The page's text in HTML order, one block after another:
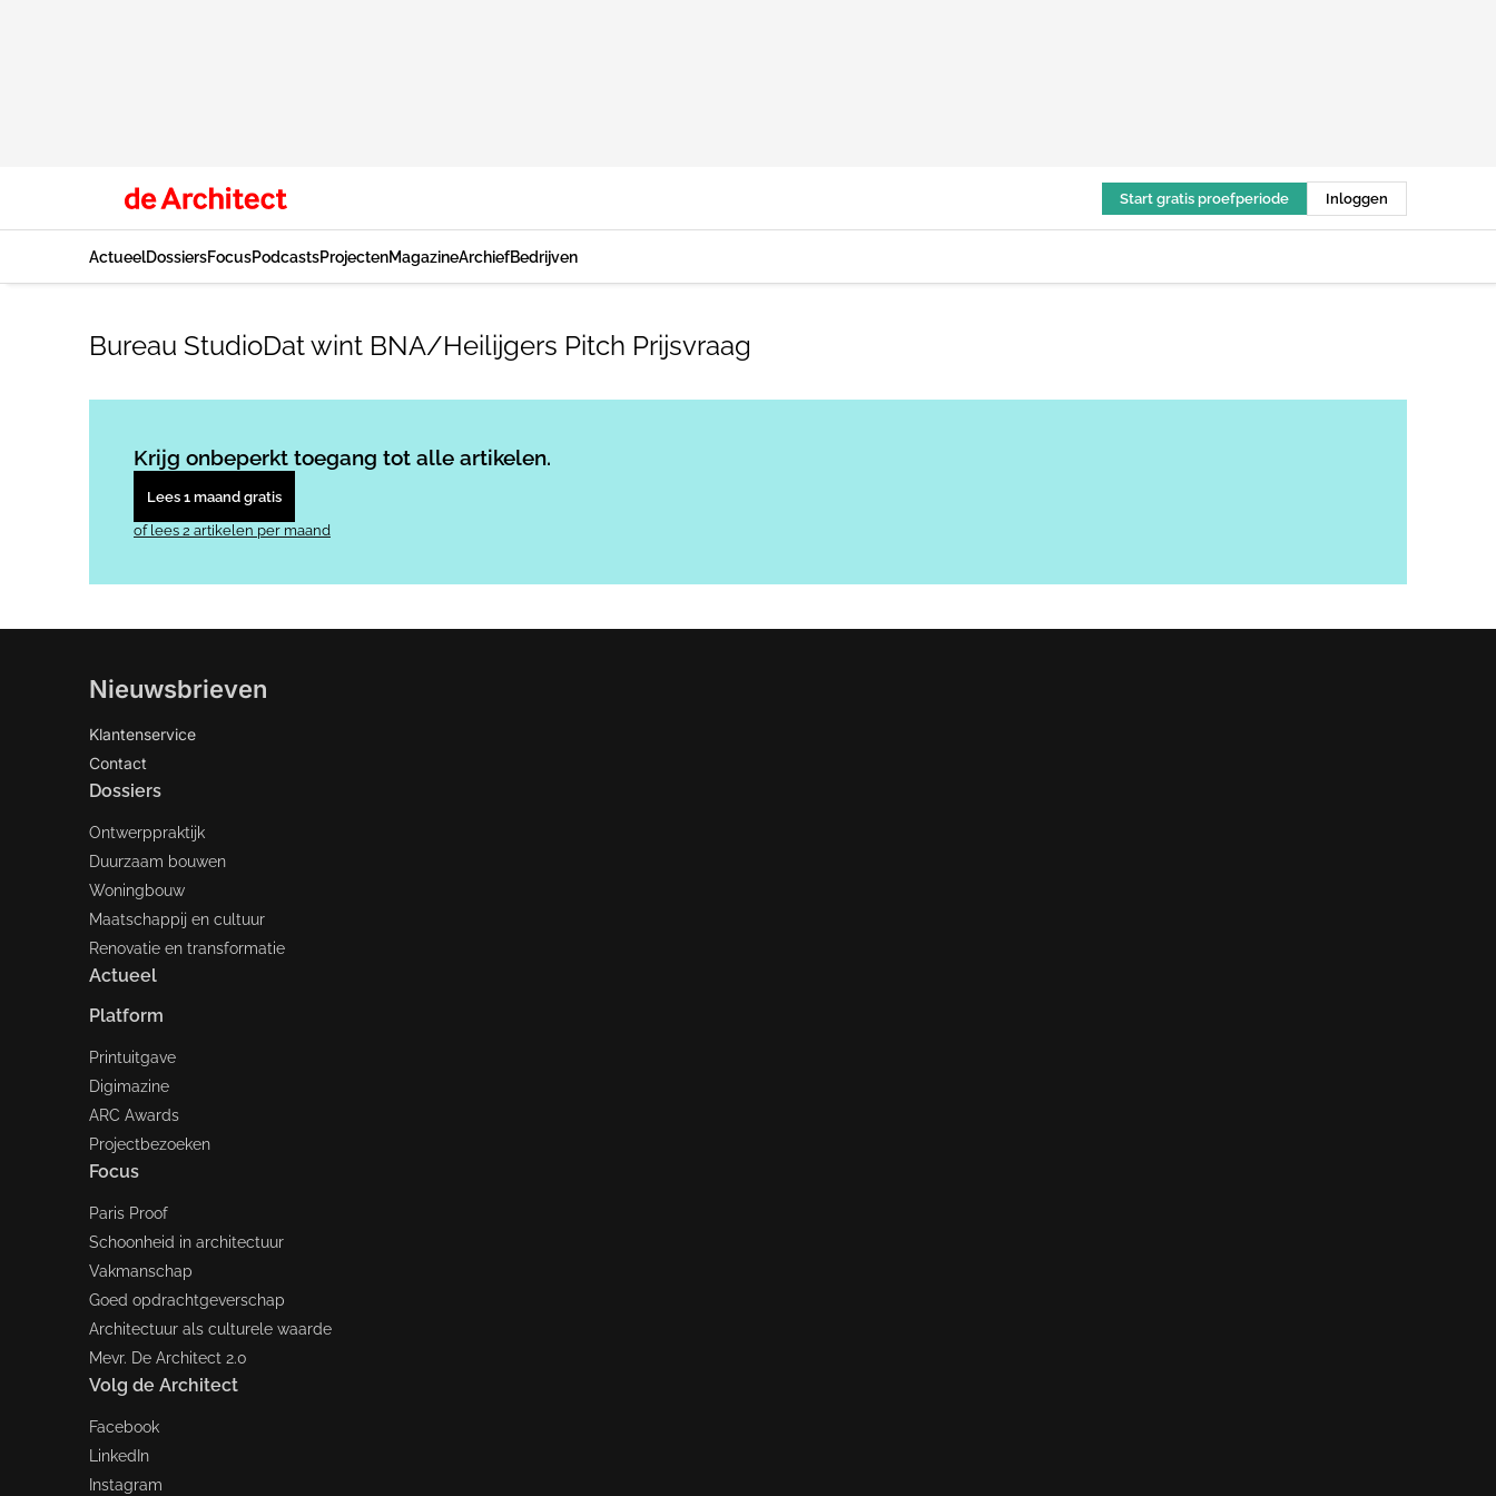
Start gratis proefperiode Inloggen
ActueelDossiersFocusPodcastsProjectenMagazineArchiefBedrijven
Bureau StudioDat wint BNA/Heilijgers Pitch Prijsvraag
Krijg onbeperkt toegang tot alle artikelen.
Lees 1 maand gratis
of lees 2 artikelen per maand
Nieuwsbrieven
Klantenservice
Contact
Dossiers
Ontwerppraktijk
Duurzaam bouwen
Woningbouw
Maatschappij en cultuur
Renovatie en transformatie
Actueel
Platform
Printuitgave
Digimazine
ARC Awards
Projectbezoeken
Focus
Paris Proof
Schoonheid in architectuur
Vakmanschap
Goed opdrachtgeverschap
Architectuur als culturele waarde
Mevr. De Architect 2.0
Volg de Architect
Facebook
LinkedIn
Instagram